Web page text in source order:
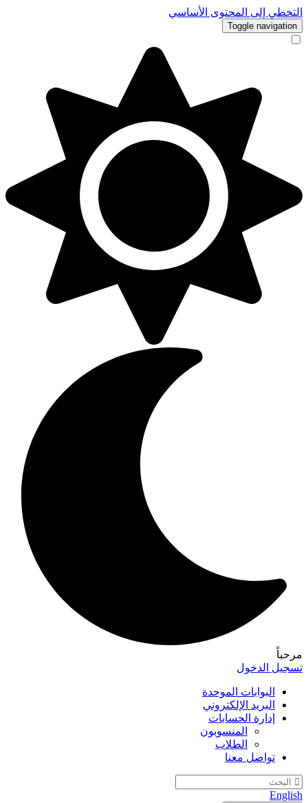
التخطي إلى المحتوى الأساسي
Toggle navigation
مرحباً
تسجيل الدخول
البوابات الموحدة
البريد الإلكتروني
إدارة الحسابات
المنسوبون
الطلاب
تواصل معنا
English